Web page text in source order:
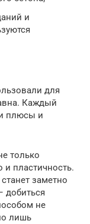
и
для
Каждый
плюсы и
только
и пластичность.
заметно
добиться
не
лишь